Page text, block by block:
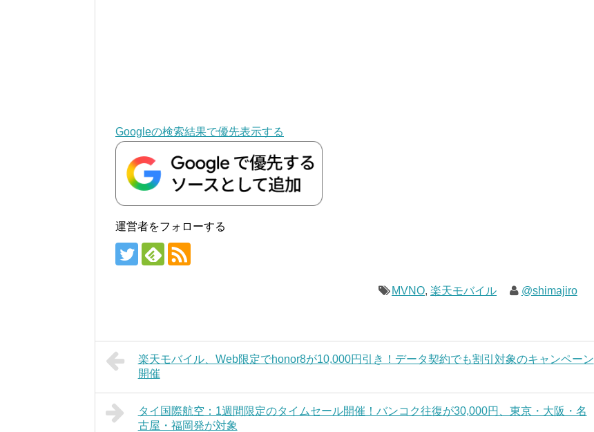
Googleの検索結果で優先表示する
運営者をフォローする
MVNO,楽天モバイル @shimajiro
楽天モバイル、Web限定でhonor8が10,000円引き！データ契約でも割引対象のキャンペーン
開催
タイ国際航空：1週間限定のタイムセール開催！バンコク往復が30,000円、東京・大阪・名
古屋・福岡発が対象